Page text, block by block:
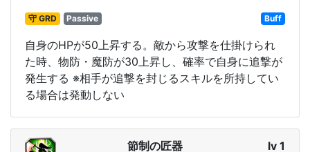
守 GRD Passive Buff
自身のHPが50上昇する。敵から攻撃を仕掛けられ
た時、物防・魔防が30上昇し、確率で自身に追撃が
発生する ※相手が追撃を封じるスキルを所持してい
る場合は発動しない
節制の匠器 lv 1